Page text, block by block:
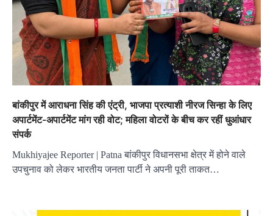
बांकीपुर में आराधना सिंह की एंट्री, भाजपा प्रत्याशी नीरज सिन्हा के लिए
अपार्टमेंट-अपार्टमेंट मांग रही वोट; महिला वोटरों के बीच कर रहीं धुआंधार
संपर्क
Mukhiyajee Reporter | Patna बांकीपुर विधानसभा क्षेत्र में होने वाले
उपचुनाव को लेकर भारतीय जनता पार्टी ने अपनी पूरी ताकत…